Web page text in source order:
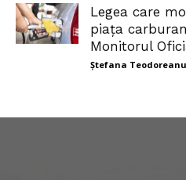
Legea care
piața
Monitorul
Ștefana Teodoreanu